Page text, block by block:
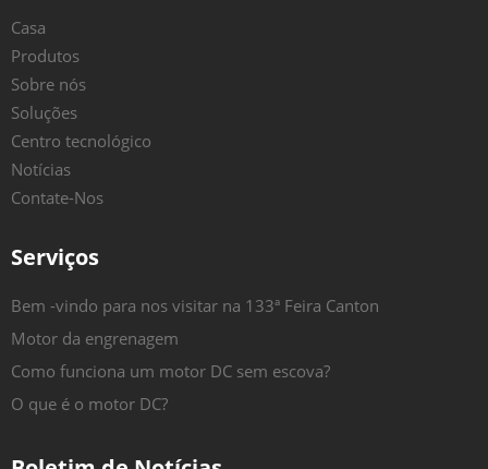
Casa
Produtos
Sobre nós
Soluções
Centro tecnológico
Notícias
Contate-Nos
Serviços
Bem -vindo para nos visitar na 133ª Feira Canton
Motor da engrenagem
Como funciona um motor DC sem escova?
O que é o motor DC?